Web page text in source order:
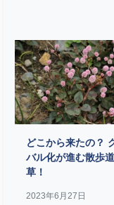
どこから来たの？
バル化が進む散歩
草！
2023年6月27日